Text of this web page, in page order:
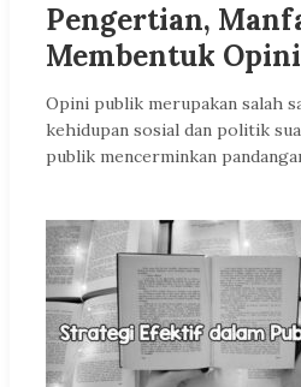
Pengertian,
Membentuk
Opini publik merupakan salah
kehidupan sosial dan politik
publik mencerminkan